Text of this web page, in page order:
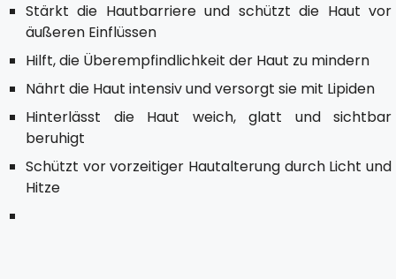
Stärkt die Hautbarriere und schützt die Haut vor
äußeren Einflüssen
Hilft, die Überempfindlichkeit der Haut zu mindern
Nährt die Haut intensiv und versorgt sie mit Lipiden
Hinterlässt die Haut weich, glatt und sichtbar
beruhigt
Schützt vor vorzeitiger Hautalterung durch Licht und
Hitze